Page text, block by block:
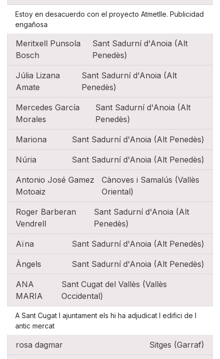
Estoy en desacuerdo con el proyecto Atmetlle. Publicidad
engañosa
Meritxell Punsola
Bosch
Sant Sadurní d'Anoia (Alt
Penedès)
Júlia Lizana
Amate
Sant Sadurní d'Anoia (Alt
Penedès)
Mercedes García
Morales
Sant Sadurní d'Anoia (Alt
Penedès)
Mariona Sant Sadurní d'Anoia (Alt Penedès)
Núria Sant Sadurní d'Anoia (Alt Penedès)
Antonio José Gamez
Motoaiz
Cànoves i Samalús (Vallès
Oriental)
Roger Barberan
Vendrell
Sant Sadurní d'Anoia (Alt
Penedès)
Aïna Sant Sadurní d'Anoia (Alt Penedès)
Àngels Sant Sadurní d'Anoia (Alt Penedès)
ANA
MARIA
Sant Cugat del Vallès (Vallès
Occidental)
A Sant Cugat l ajuntament els hi ha adjudicat l edifici de l
antic mercat
rosa dagmar Sitges (Garraf)